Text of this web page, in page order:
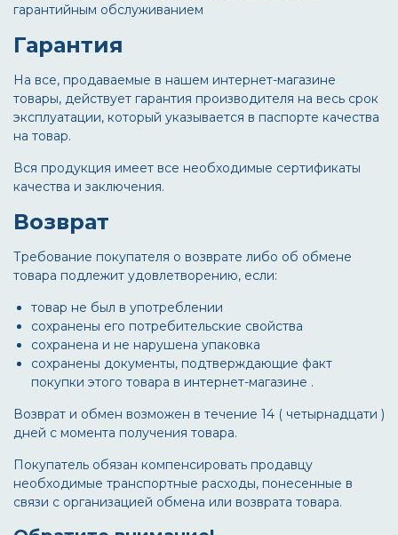
гарантийным обслуживанием
Гарантия
На все, продаваемые в нашем интернет-магазине
товары, действует гарантия производителя на весь срок
эксплуатации, который указывается в паспорте качества
на товар.
Вся продукция имеет все необходимые сертификаты
качества и заключения.
Возврат
Требование покупателя о возврате либо об обмене
товара подлежит удовлетворению, если:
товар не был в употреблении
сохранены его потребительские свойства
сохранена и не нарушена упаковка
сохранены документы, подтверждающие факт
покупки этого товара в интернет-магазине .
Возврат и обмен возможен в течение 14 ( четырнадцати )
дней с момента получения товара.
Покупатель обязан компенсировать продавцу
необходимые транспортные расходы, понесенные в
связи с организацией обмена или возврата товара.